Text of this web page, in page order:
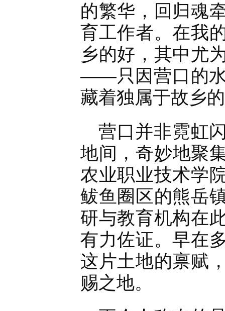
的繁华，回归魂
育工作者。在我
乡的好，其中尤
——只因营口的水
藏着独属于故乡
营口并非霓虹
地间，奇妙地聚
农业职业技术学
鲅鱼圈区的熊岳
研与教育机构在
有力佐证。早在
这片土地的禀赋
赐之地。